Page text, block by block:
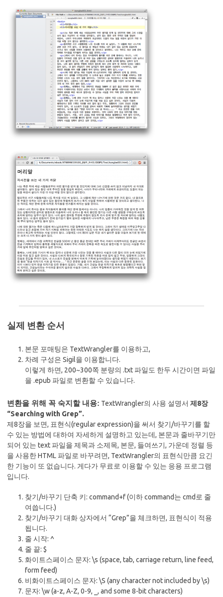
실제 변환 순서
본문 포매팅은 TextWrangler를 이용하고,
차례 구성은 Sigil을 이용합니다.
이렇게 하면, 200~300쪽 분량의 .txt 파일도 한두 시간이면 파일
을 .epub 파일로 변환할 수 있습니다.
변환을 위해 꼭 숙지할 내용: TextWrangler의 사용 설명서 제8장
“Searching with Grep”.
제8장을 보면, 표현식(regular expression)을 써서 찾기/바꾸기를 할
수 있는 방법에 대하여 자세하게 설명하고 있는데, 본문과 줄바꾸기만
되어 있는 text 파일을 제목과 소제목, 본문, 들여쓰기, 가운데 정렬 등
을 사용한 HTML 파일로 바꾸려면, TextWrangler의 표현식만큼 요긴
한 기능이 또 없습니다. 게다가 무료로 이용할 수 있는 응용 프로그램
입니다.
찾기/바꾸기 단축 키: command+f (이하 command는 cmd로 줄
여씁니다.)
찾기/바꾸기 대화 상자에서 “Grep”을 체크하면, 표현식이 적용
됩니다.
줄 시작: ^
줄 끝: $
화이트스페이스 문자: \s (space, tab, carriage return, line feed,
form feed)
비화이트스페이스 문자: \S (any character not included by \s)
문자: \w (a-z, A-Z, 0-9, _, and some 8-bit characters)